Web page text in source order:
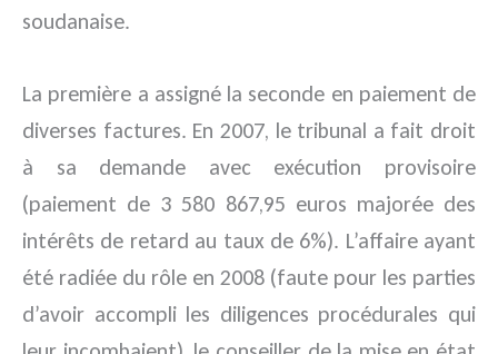
soudanaise.
La première a assigné la seconde en paiement de
diverses factures. En 2007, le tribunal a fait droit
à sa demande avec exécution provisoire
(paiement de 3 580 867,95 euros majorée des
intérêts de retard au taux de 6%). L’affaire ayant
été radiée du rôle en 2008 (faute pour les parties
d’avoir accompli les diligences procédurales qui